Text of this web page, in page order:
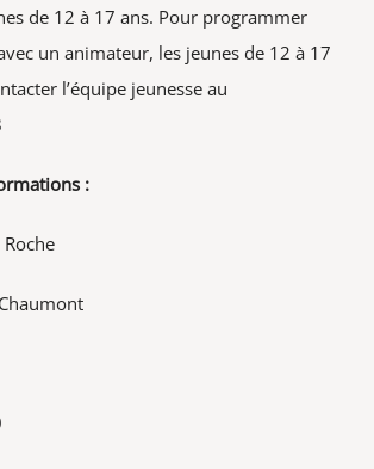
de 12 à 17 ans. Pour programmer
un animateur, les jeunes de 12 à 17
l’équipe jeunesse au
: